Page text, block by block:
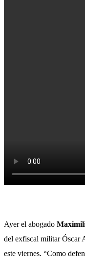
Ayer el abogado
del exfiscal militar Óscar
este viernes. “Como